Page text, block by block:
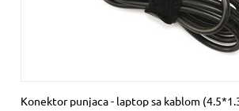
Konektor punjaca - laptop sa kablom